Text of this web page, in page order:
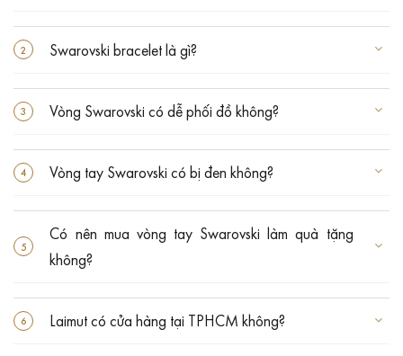
Swarovski bracelet là gì?
Vòng Swarovski có dễ phối đồ không?
Vòng tay Swarovski có bị đen không?
Có nên mua vòng tay Swarovski làm quà tặng
không?
Laimut có cửa hàng tại TPHCM không?